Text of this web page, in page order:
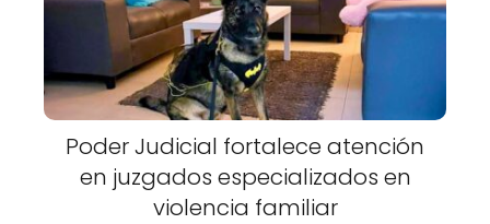
Poder Judicial fortalece atención
en juzgados especializados en
violencia familiar